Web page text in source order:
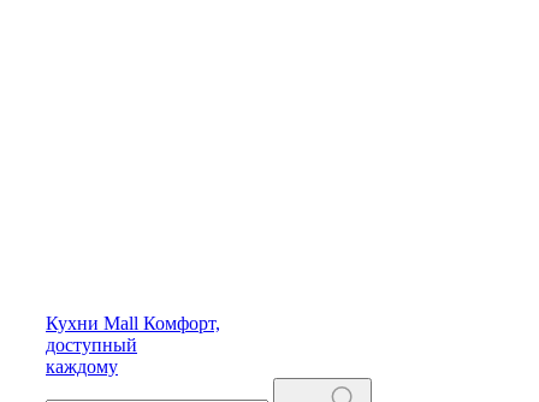
Кухни Mall Комфорт,
доступный
каждому